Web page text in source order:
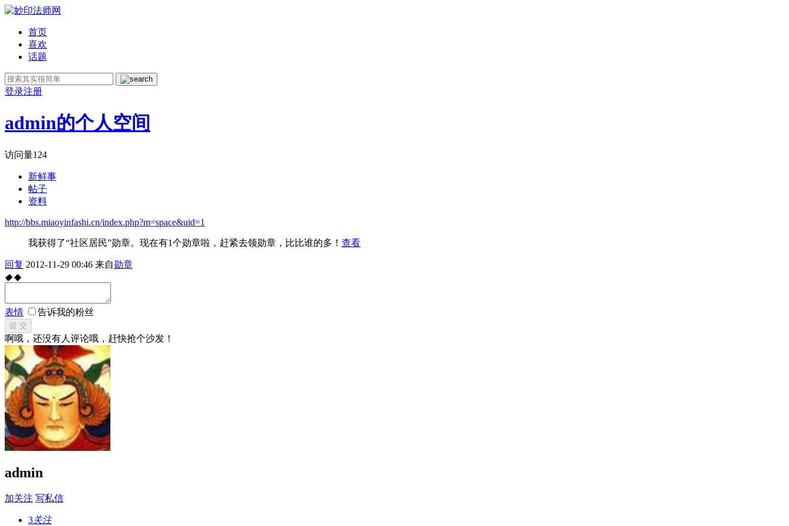
首页
喜欢
话题
登录注册
admin的个人空间
访问量124
新鲜事
帖子
资料
http://bbs.miaoyinfashi.cn/index.php?m=space&uid=1
我获得了“社区居民”勋章。现在有1个勋章啦，赶紧去领勋章，比比谁的多！ 查看
回复 2012-11-29 00:46 来自勋章
◆ ◆
表情 告诉我的粉丝
提 交
啊哦，还没有人评论哦，赶快抢个沙发！
admin
加关注 写私信
3关注